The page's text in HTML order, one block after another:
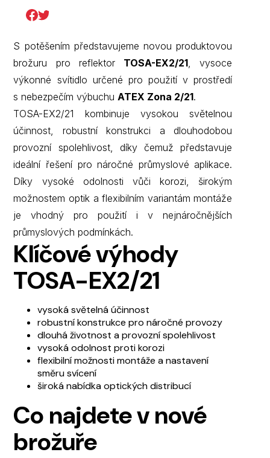
S potěšením představujeme novou produktovou
brožuru pro reflektor TOSA-EX2/21, vysoce
výkonné svítidlo určené pro použití v prostředí
s nebezpečím výbuchuATEX Zona 2/21.
TOSA-EX2/21 kombinuje vysokou světelnou
účinnost, robustní konstrukci a dlouhodobou
provozní spolehlivost, díky čemuž představuje
ideální řešení pro náročné průmyslové aplikace.
Díky vysoké odolnosti vůči korozi, širokým
možnostem optik a flexibilním variantám montáže
je vhodný pro použití i v nejnáročnějších
průmyslových podmínkách.
Klíčové výhody
TOSA-EX2/21
vysoká světelná účinnost
robustní konstrukce pro náročné provozy
dlouhá životnost a provozní spolehlivost
vysoká odolnost proti korozi
flexibilní možnosti montáže a nastavení
směru svícení
široká nabídka optických distribucí
Co najdete v nové
brožuře